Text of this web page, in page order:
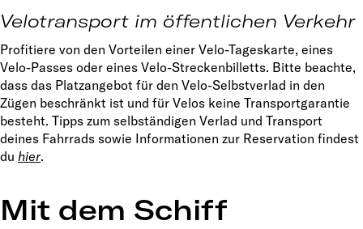
Velotransport im öffentlichen Verkehr
Profitiere von den Vorteilen einer Velo-Tageskarte, eines
Velo-Passes oder eines Velo-Streckenbilletts. Bitte beachte,
dass das Platzangebot für den Velo-Selbstverlad in den
Zügen beschränkt ist und für Velos keine Transportgarantie
besteht. Tipps zum selbständigen Verlad und Transport
deines Fahrrads sowie Informationen zur Reservation findest
du hier.
Mit dem Schiff